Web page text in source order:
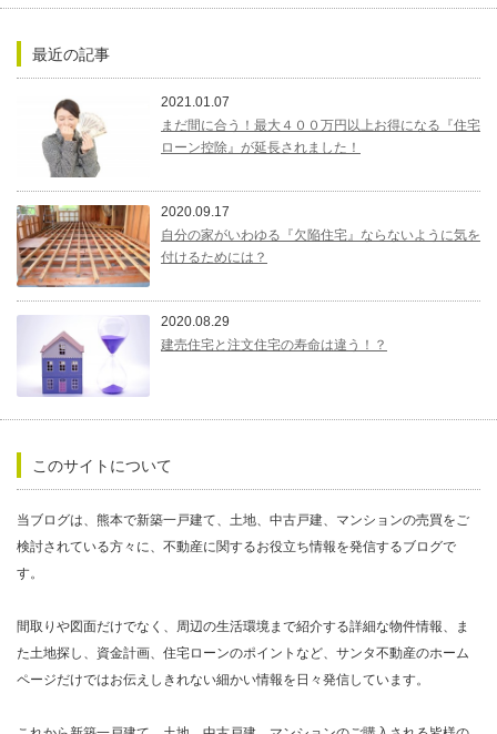
最近の記事
2021.01.07
まだ間に合う！最大４００万円以上お得になる『住宅
ローン控除』が延長されました！
2020.09.17
自分の家がいわゆる『欠陥住宅』ならないように気を
付けるためには？
2020.08.29
建売住宅と注文住宅の寿命は違う！？
このサイトについて
当ブログは、熊本で新築一戸建て、土地、中古戸建、マンションの売買をご
検討されている方々に、不動産に関するお役立ち情報を発信するブログで
す。
間取りや図面だけでなく、周辺の生活環境まで紹介する詳細な物件情報、ま
た土地探し、資金計画、住宅ローンのポイントなど、サンタ不動産のホーム
ページだけではお伝えしきれない細かい情報を日々発信しています。